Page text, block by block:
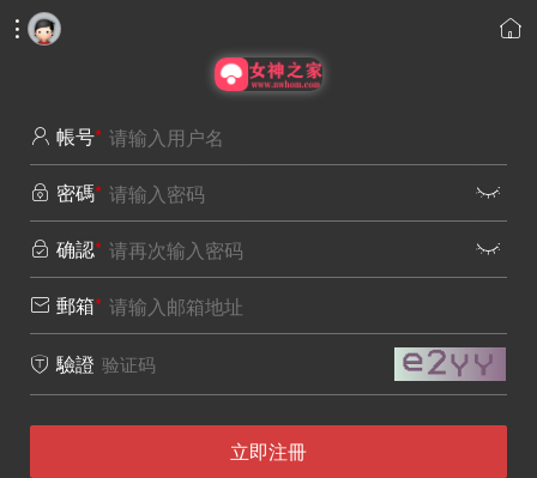
 
 帳号*
 密碼* 
 确認* 
 郵箱*
 驗證
立即注冊